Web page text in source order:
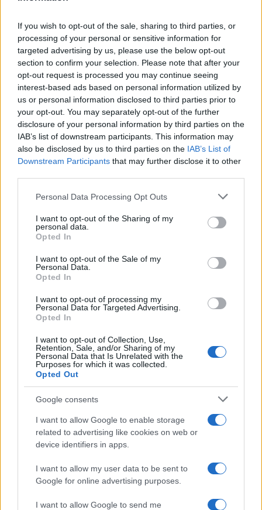
If you wish to opt-out of the sale, sharing to third parties, or
processing of your personal or sensitive information for
targeted advertising by us, please use the below opt-out
section to confirm your selection. Please note that after your
opt-out request is processed you may continue seeing
interest-based ads based on personal information utilized by
us or personal information disclosed to third parties prior to
your opt-out. You may separately opt-out of the further
disclosure of your personal information by third parties on the
IAB’s list of downstream participants. This information may
also be disclosed by us to third parties on the IAB’s List of
Downstream Participants that may further disclose it to other
Please note that this website/app uses one or more Google
not limited to your visit or usage behaviour. You may click to
grant or deny consent to Google and its third-party tags to
use your data for below specified purposes in below Google
consent section.
Personal Data Processing Opt Outs
I want to opt-out of the Sharing of my
personal data.
Opted In
I want to opt-out of the Sale of my
Personal Data.
Opted In
I want to opt-out of processing my
Personal Data for Targeted Advertising.
Opted In
I want to opt-out of Collection, Use,
Retention, Sale, and/or Sharing of my
Personal Data that Is Unrelated with the
Purposes for which it was collected.
Opted Out
Google consents
I want to allow Google to enable storage
related to advertising like cookies on web or
device identifiers in apps.
I want to allow my user data to be sent to
Google for online advertising purposes.
I want to allow Google to send me
Ακολουθείστε το iPaideia.gr στο
Tελευταίες
Στην Κατηγορία:ΕΙΔΗΣΕΙΣ
IRIS ΣΥΝΑΛΛΑΓΕΣ
ΔΙΑΒΑΣΤΕ ΑΚΟΜΑ